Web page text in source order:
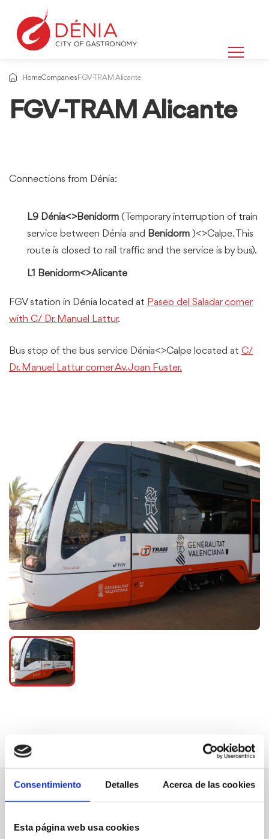
Consentimiento Detalles Acerca de las cookies
Esta página web usa cookies
HomeCompanies FGV-TRAM Alicante
FGV-TRAM Alicante
Connections from Dénia:
L9 Dénia<>Benidorm (Temporary interruption of train
service between Dénia and Benidorm )<>Calpe. This
route is closed to rail traffic and the service is by bus).
L1 Benidorm<>Alicante
FGV station in Dénia located at Paseo del Saladar corner
with C/ Dr. Manuel Lattur.
Bus stop of the bus service Dénia<>Calpe located at C/
Dr. Manuel Lattur corner Av. Joan Fuster.